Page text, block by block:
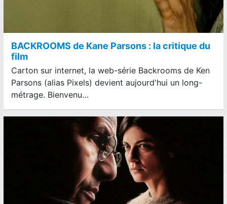
BACKROOMS de Kane Parsons : la critique du
film
Carton sur internet, la web-série Backrooms de Ken
Parsons (alias Pixels) devient aujourd'hui un long-
métrage. Bienvenu…